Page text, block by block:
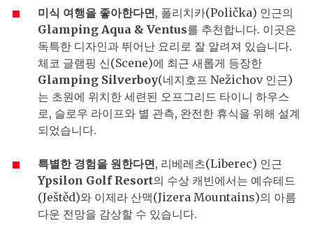
미식 여행을 좋아한다면, 폴리치카(Polička) 인근의
Glamping Aqua & Ventus를 추천합니다. 이곳은
독특한 디자인과 뛰어난 요리로 잘 알려져 있습니다.
체코 글램핑 신(Scene)에 최근 새롭게 등장한
Glamping Silverboy(네지호프 Nežichov 인근)
는 초원에 위치한 세련된 오프그리드 타이니 하우스
로, 슬로우 라이프와 별 관측, 완전한 휴식을 위해 설계
되었습니다.
특별한 경험을 원한다면, 리베레츠(Liberec) 인근
Ypsilon Golf Resort의 수상 캐빈에서는 예슈테드
(Ještěd)와 이제라 산맥(Jizera Mountains)의 아름
다운 전망을 감상할 수 있습니다.